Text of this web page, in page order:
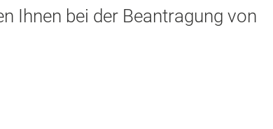
Ihnen bei der Beantragung von